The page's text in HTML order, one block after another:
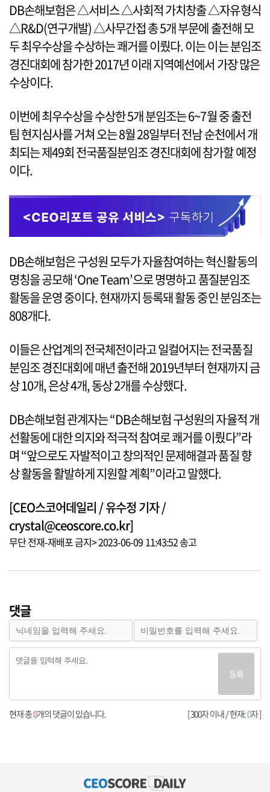
DB손해보험은 △서비스 △사회적 가치창출 △자유형식
△R&D(연구개발) △사무간접 총 5개 부문에 출전해 모
두 최우수상을 수상하는 쾌거를 이뤘다. 이는 이는 분임조
경진대회에 참가한 2017년 이래 지역예선에서 가장 많은
수상이다.
이번에 최우수상을 수상한 5개 분임조는 6~7월 중 출전
팀 현지심사를 거쳐 오는 8월 28일부터 전남 순천에서 개
최되는 제49회 전국품질분임조 경진대회에 참가할 예정
이다.
DB손해보험은 구성원 모두가 자율참여하는 혁신활동의
명칭을 공모해 ‘One Team’으로 명명하고 품질분임조
활동을 운영 중이다. 현재까지 등록돼 활동 중인 분임조는
808개다.
이들은 산업계의 전국체전이라고 일컬어지는 전국품질
분임조 경진대회에 매년 출전해 2019년부터 현재까지 금
상 10개, 은상 4개, 동상 2개를 수상했다.
DB손해보험 관계자는 “DB손해보험 구성원의 자율적 개
선활동에 대한 의지와 적극적 참여로 쾌거를 이뤘다”라
며 “앞으로도 자발적이고 창의적인 문제해결과 품질 향
상 활동을 활발하게 지원할 계획”이라고 말했다.
[CEO스코어데일리 / 유수정 기자 /
crystal@ceoscore.co.kr]
무단 전재-재배포 금지> 2023-06-09 11:43:52 송고
댓글
등록
[ 300자 이내 / 현재:0자 ]
현재 총0개의 댓글이 있습니다.